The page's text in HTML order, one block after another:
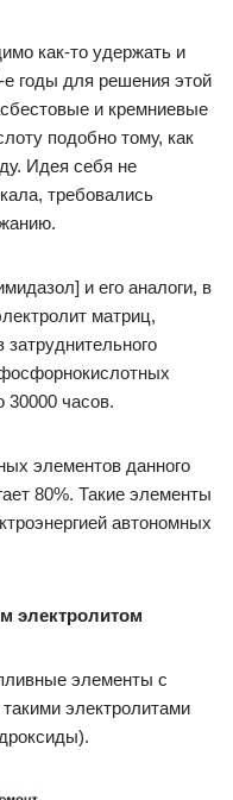
как-то удержать и
е годы для решения этой
и кремниевые
подобно тому, как
Идея себя не
требовались
и его аналоги, в
матриц,
30000 часов.
элементов данного
80%. Такие элементы
автономных
электролитом
элементы с
электролитами